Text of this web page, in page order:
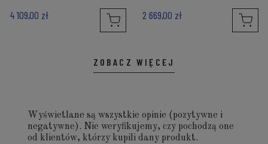
4 109,00 zł 2 669,00 zł
ZOBACZ WIĘCEJ
Wyświetlane są wszystkie opinie (pozytywne i
negatywne). Nie weryfikujemy, czy pochodzą one
od klientów, którzy kupili dany produkt.